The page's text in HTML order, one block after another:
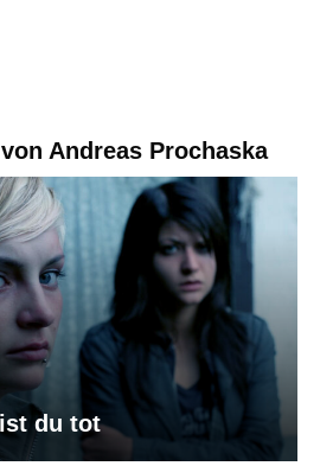
Andreas Prochaska
du tot